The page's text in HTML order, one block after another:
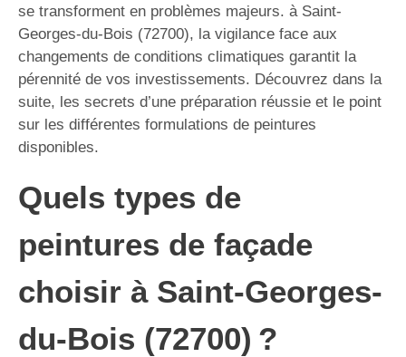
se transforment en problèmes majeurs. à Saint-
Georges-du-Bois (72700), la vigilance face aux
changements de conditions climatiques garantit la
pérennité de vos investissements. Découvrez dans la
suite, les secrets d’une préparation réussie et le point
sur les différentes formulations de peintures
disponibles.
Quels types de
peintures de façade
choisir à Saint-Georges-
du-Bois (72700) ?